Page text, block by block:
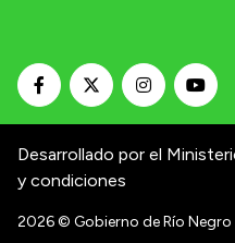
Desarrollado por el
y condiciones
2026© Gobierno de Río Negro